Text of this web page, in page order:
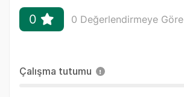
0 0 Değerlendirmeye Göre
Çalışma tutumu